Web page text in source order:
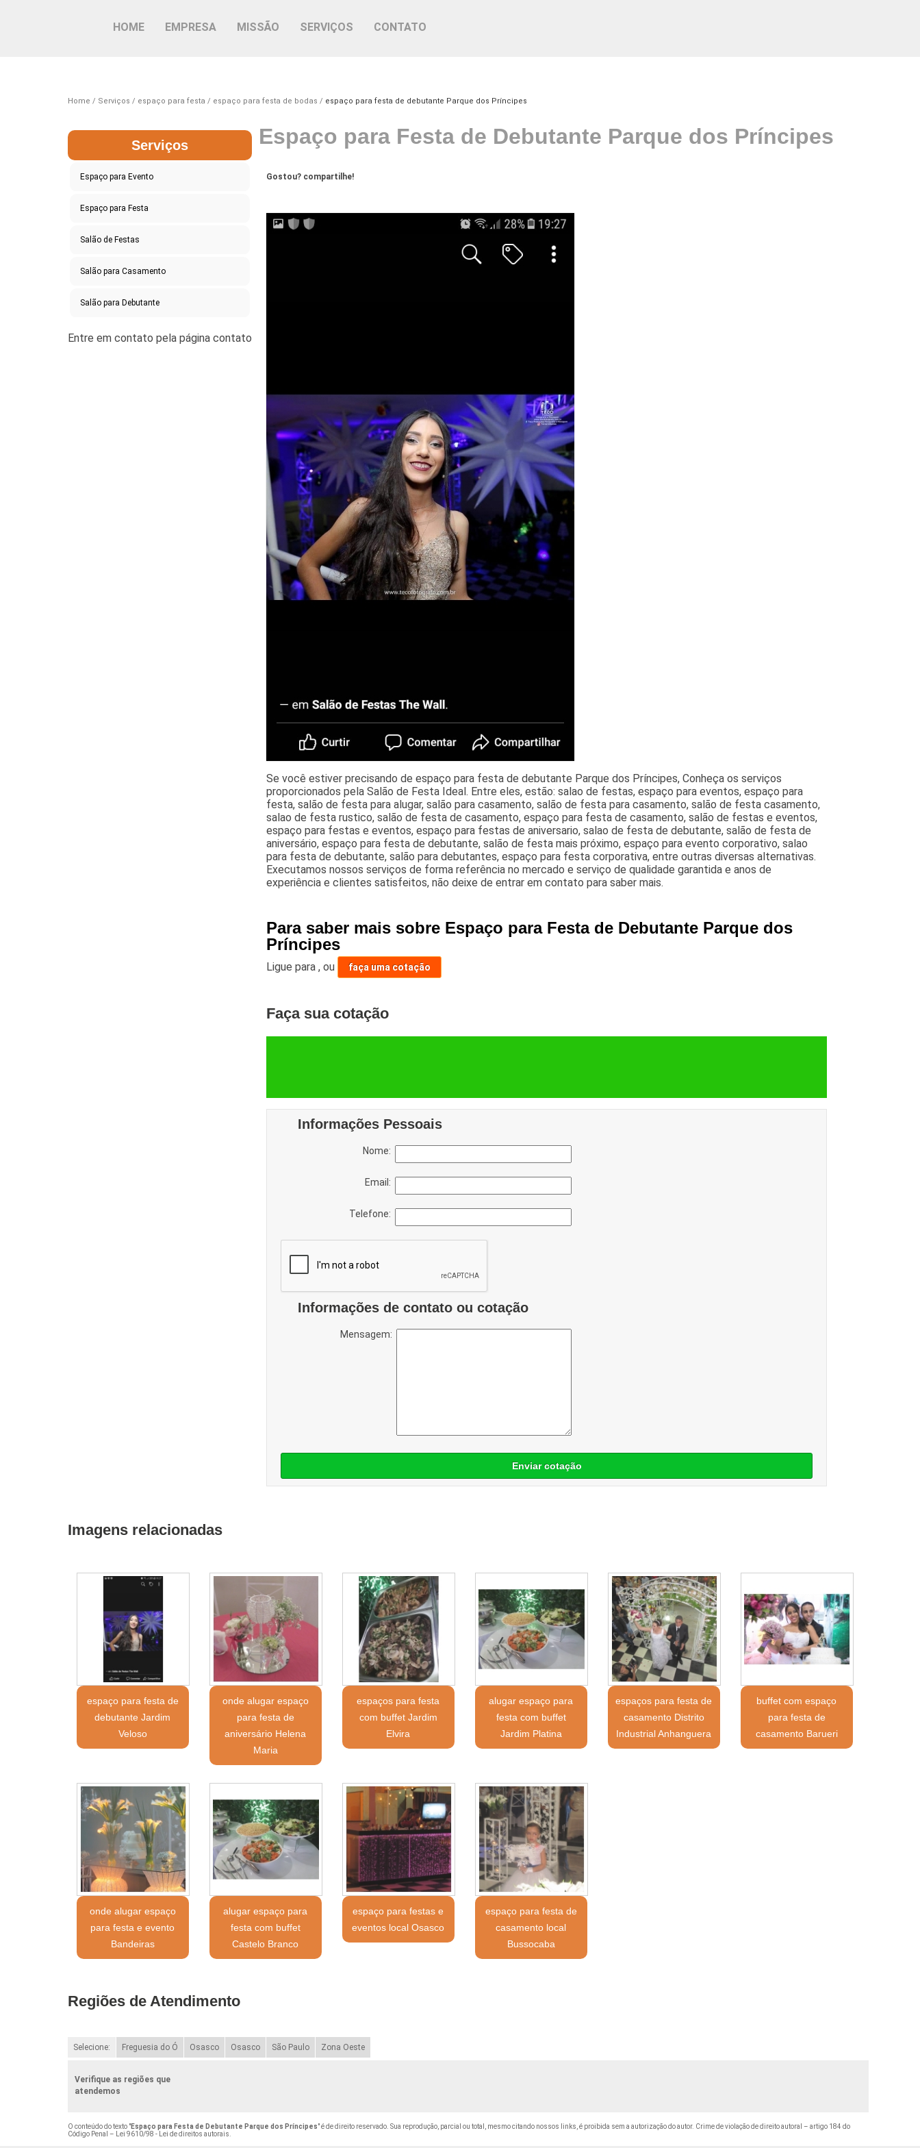
HOME EMPRESA MISSÃO SERVIÇOS CONTATO
Home Serviços espaço para festa espaço para festa de bodas espaço para festa de debutante Parque dos Príncipes
Serviços
Espaço para Evento
Espaço para Festa
Salão de Festas
Salão para Casamento
Salão para Debutante
Espaço para Festa de Debutante Parque dos Príncipes
Gostou? compartilhe!
Se você estiver precisando de espaço para festa de debutante Parque dos Príncipes, Conheça os serviços
proporcionados pela Salão de Festa Ideal. Entre eles, estão: salao de festas, espaço para eventos, espaço para
festa, salão de festa para alugar, salão para casamento, salão de festa para casamento, salão de festa casamento,
salao de festa rustico, salão de festa de casamento, espaço para festa de casamento, salão de festas e eventos,
espaço para festas e eventos, espaço para festas de aniversario, salao de festa de debutante, salão de festa de
aniversário, espaço para festa de debutante, salão de festa mais próximo, espaço para evento corporativo, salao
para festa de debutante, salão para debutantes, espaço para festa corporativa, entre outras diversas alternativas.
Executamos nossos serviços de forma referência no mercado e serviço de qualidade garantida e anos de
experiência e clientes satisfeitos, não deixe de entrar em contato para saber mais.
Para saber mais sobre Espaço para Festa de Debutante Parque dos
Príncipes
Ligue para,ou faça uma cotação
Faça sua cotação
Informações Pessoais
Nome:
Email:
Telefone:
Informações de contato ou cotação
Mensagem:
Enviar cotação
Imagens relacionadas
espaço para festa de
debutante Jardim
Veloso
onde alugar espaço
para festa de
aniversário Helena
Maria
espaços para festa
com buffet Jardim
Elvira
alugar espaço para
festa com buffet
Jardim Platina
espaços para festa de
casamento Distrito
Industrial Anhanguera
buffet com espaço
para festa de
casamento Barueri
onde alugar espaço
para festa e evento
Bandeiras
alugar espaço para
festa com buffet
Castelo Branco
espaço para festas e
eventos local Osasco
espaço para festa de
casamento local
Bussocaba
Regiões de Atendimento
Selecione: Freguesia do Ó Osasco Osasco São Paulo Zona Oeste
Verifique as regiões que
atendemos
O conteúdo do texto "Espaço para Festa de Debutante Parque dos Príncipes" é de direito reservado. Sua reprodução, parcial ou total, mesmo citando nossos links, é proibida sem a autorização do autor. Crime de violação de direito autoral – artigo 184 do
Código Penal –
Lei 9610/98 - Lei de direitos autorais